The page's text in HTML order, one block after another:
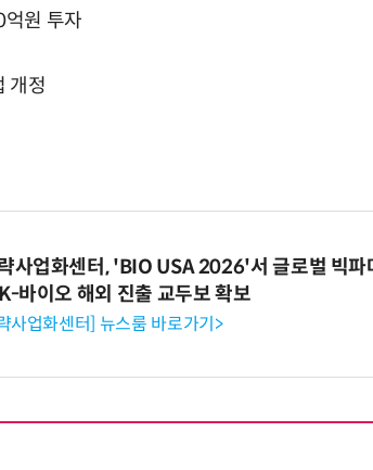
원 투자
개정
사업화센터, 'BIO USA 2026'서 글로벌 빅파
바이오 해외 진출 교두보 확보
사업화센터] 뉴스룸 바로가기>